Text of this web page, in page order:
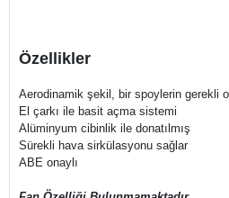
Özellikler
Aerodinamik şekil, bir spoylerin gerekli
El çarkı ile basit açma sistemi
Alüminyum cibinlik ile donatılmış
Sürekli hava sirkülasyonu sağlar
ABE onaylı